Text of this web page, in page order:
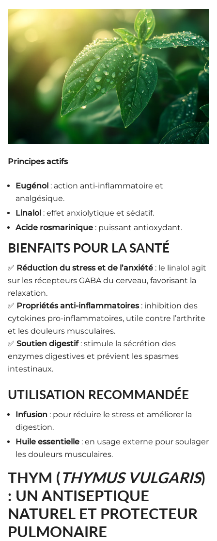
Principes actifs
Eugénol : action anti-inflammatoire et
analgésique.
Linalol : effet anxiolytique et sédatif.
Acide rosmarinique : puissant antioxydant.
BIENFAITS POUR LA SANTÉ
✅ Réduction du stress et de l’anxiété : le linalol agit
sur les récepteurs GABA du cerveau, favorisant la
relaxation.
✅ Propriétés anti-inflammatoires: inhibition des
cytokines pro-inflammatoires, utile contre l’arthrite
et les douleurs musculaires.
✅ Soutien digestif: stimule la sécrétion des
enzymes digestives et prévient les spasmes
intestinaux.
UTILISATION RECOMMANDÉE
Infusion : pour réduire le stress et améliorer la
digestion.
Huile essentielle : en usage externe pour soulager
les douleurs musculaires.
THYM (THYMUS VULGARIS)
: UN ANTISEPTIQUE
NATUREL ET PROTECTEUR
PULMONAIRE